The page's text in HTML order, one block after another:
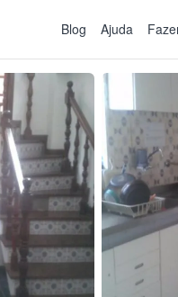
Blog Ajuda